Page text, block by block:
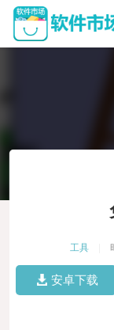
工具
安卓下载